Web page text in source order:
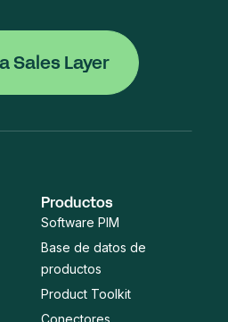
Sales Layer
Productos
Software PIM
Base de datos de
productos
Product Toolkit